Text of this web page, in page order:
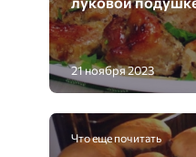
21 ноября 2023
Что еще почитать